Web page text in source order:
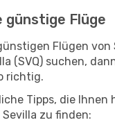
günstige Flüge
Flügen von
(SVQ) suchen,
richtig.
Tipps, die Ihnen
zu finden: